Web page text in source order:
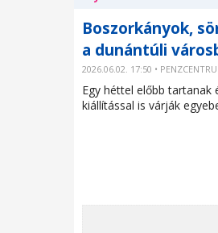
Boszorkányok,
a dunántúli
2026.06.02. 17:50 •
Egy héttel előbb tartanak
kiállítással is várják